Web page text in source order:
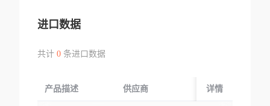
进口数据
共计 0条进口数据
产品描述 供应商 起运国/地区
详情